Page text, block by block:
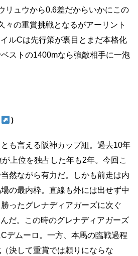
リュウから0.6差だからいかにこの
々の重賞挑戦となるがアーリント
ルCは先行策が裏目とまだ本格化
ストの1400mなら強敵相手に一泡
）
も言える阪神カップ組。過去10年
上位を独占した年も2年。今回こ
然ながら有力だ。しかも前走は内
の最内枠。直線も外には出せず中
ったグレナディアガーズに次ぐ
だ。この時のグレナディアガーズ
デムーロ。一方、本馬の臨戦過程
決して重賞では頼りにならな